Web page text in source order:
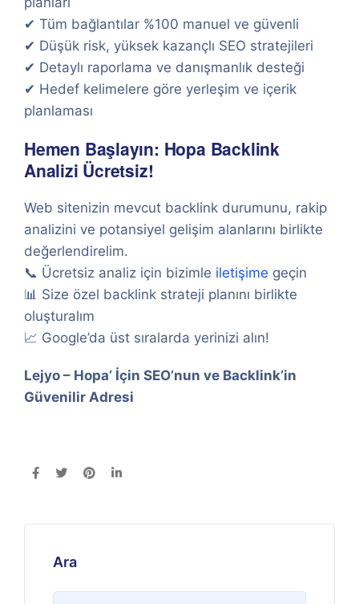
✔ Tüm bağlantılar %100 manuel ve güvenli
✔ Düşük risk, yüksek kazançlı SEO stratejileri
✔ Detaylı raporlama ve danışmanlık desteği
✔ Hedef kelimelere göre yerleşim ve içerik
planlaması
Hemen Başlayın: Hopa Backlink
Analizi Ücretsiz!
Web sitenizin mevcut backlink durumunu, rakip
analizini ve potansiyel gelişim alanlarını birlikte
değerlendirelim.
📞 Ücretsiz analiz için bizimle iletişime geçin
📊 Size özel backlink strateji planını birlikte
oluşturalım
📈 Google’da üst sıralarda yerinizi alın!
Lejyo – Hopa’ İçin SEO’nun ve Backlink’in
Güvenilir Adresi
Ara